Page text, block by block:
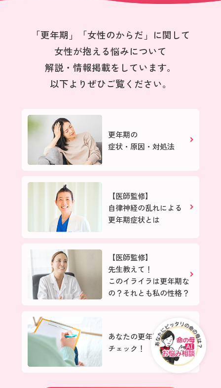
「更年期」「女性のからだ」に関して
女性が抱える悩みについて
解説・情報掲載をしています。
以下よりぜひご覧ください。
更年期の
症状・原因・対処法
【医師監修】
自律神経の乱れによる
更年期症状とは
【医師監修】
先生教えて！
このイライラは更年期な
の？それとも私の性格？
あなたの更年期症状を
チェック！